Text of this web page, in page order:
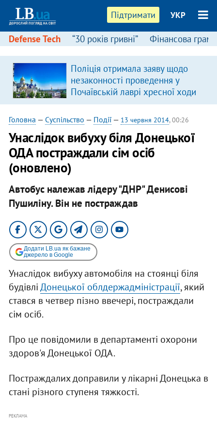
Підтримати УКР
Defense Tech “30 років гривні” Фінансова
Поліція отримала заяву щодо
незаконності проведення у
Почаївській лаврі хресної ходи
Головна — Суспільство — Події— 13 червня 2014, 00:26
Унаслідок вибуху біля Донецької
ОДА постраждали сім осіб
(оновлено)
Автобус належав лідеру "ДНР" Денисові
Пушиліну. Він не постраждав
Додати LB.ua як бажане
джерело в Google
Унаслідок вибуху автомобіля на стоянці біля
будівліДонецької облдержадміністрації, який
стався в четвер пізно ввечері, постраждали
сім осіб.
Про це повідомили в департаменті охорони
здоров'я Донецької ОДА.
Постраждалих доправили у лікарні Донецька в
стані різного ступеня тяжкості.
РЕКЛАМА